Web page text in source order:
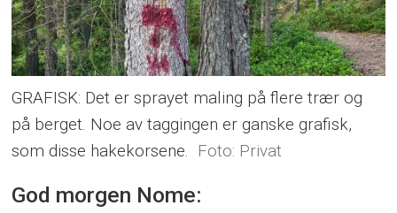
GRAFISK: Det er sprayet maling på flere trær og
på berget. Noe av taggingen er ganske grafisk,
som disse hakekorsene.
Privat
God morgen Nome: